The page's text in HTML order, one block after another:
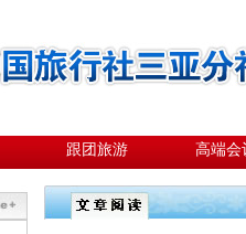
跟团旅游 高端会